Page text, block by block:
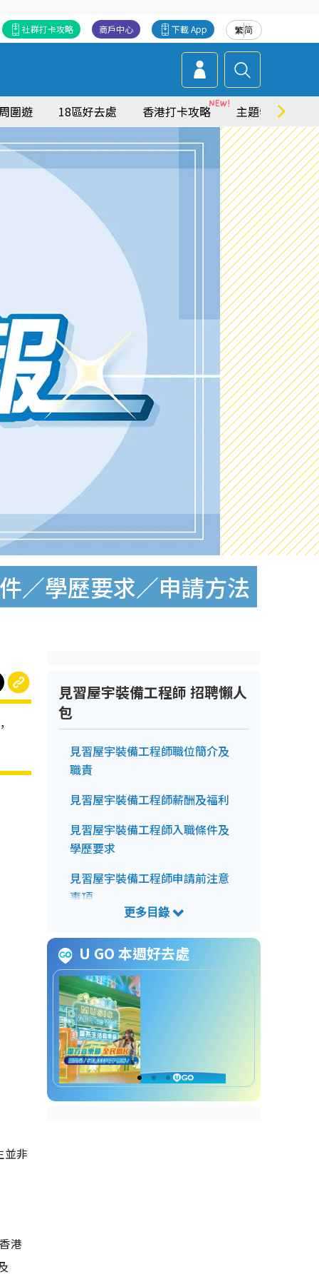
繁简
下載 App
商戶中心
社群打卡攻略
圍遊 18區好去處 香港打卡攻略 主題特集
／學歷要求／申請方法
並非
港
見習屋宇裝備工程師 招聘懶人
包
見習屋宇裝備工程師職位簡介及
職責
見習屋宇裝備工程師薪酬及福利
見習屋宇裝備工程師入職條件及
學歷要求
見習屋宇裝備工程師申請前注意
事項
見習屋宇裝備工程師截止申請日
期
見習屋宇裝備工程師招聘查詢方
法
U GO 本週好去處